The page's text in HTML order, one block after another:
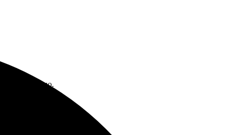
удобно.